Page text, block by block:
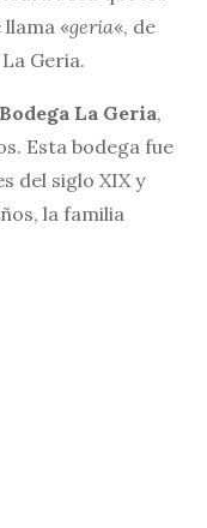
«geria«, de
Geria.
Bodega La Geria,
Esta bodega fue
del siglo XIX y
la familia